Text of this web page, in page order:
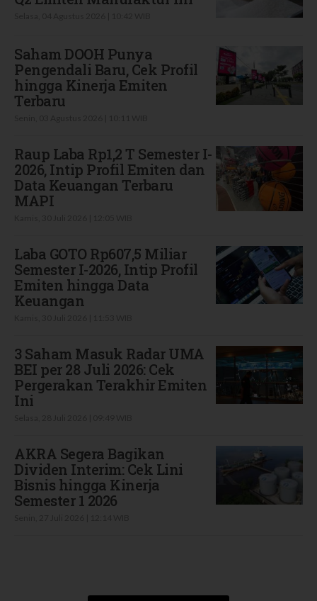
Saham DOOH Punya
Pengendali Baru, Cek Profil
hingga Kinerja Emiten
Terbaru
Raup Laba Rp1,2 T Semester I-
2026, Intip Profil Emiten dan
Data Keuangan Terbaru
MAPI
Laba GOTO Rp607,5 Miliar
Semester I-2026, Intip Profil
Emiten hingga Data
Keuangan
3 Saham Masuk Radar UMA
BEI per 28 Juli 2026: Cek
Pergerakan Terakhir Emiten
Ini
AKRA Segera Bagikan
Dividen Interim: Cek Lini
Bisnis hingga Kinerja
Semester 1 2026